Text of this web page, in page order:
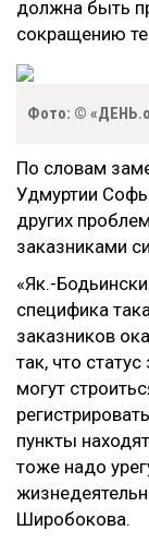
должна быть
сокращению
Фото: ©
По словам
Удмуртии
других
заказниками
«Як.-
специфика
заказников
так, что
могут
пункты
тоже надо
Широбокова.